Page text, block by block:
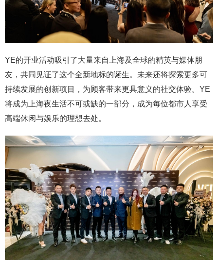
YE的开业活动吸引了大量来自上海及全球的精英与媒体朋
友，共同见证了这个全新地标的诞生。未来还将探索更多可
持续发展的创新项目，为顾客带来更具意义的社交体验。YE
将成为上海夜生活不可或缺的一部分，成为每位都市人享受
高端休闲与娱乐的理想去处。